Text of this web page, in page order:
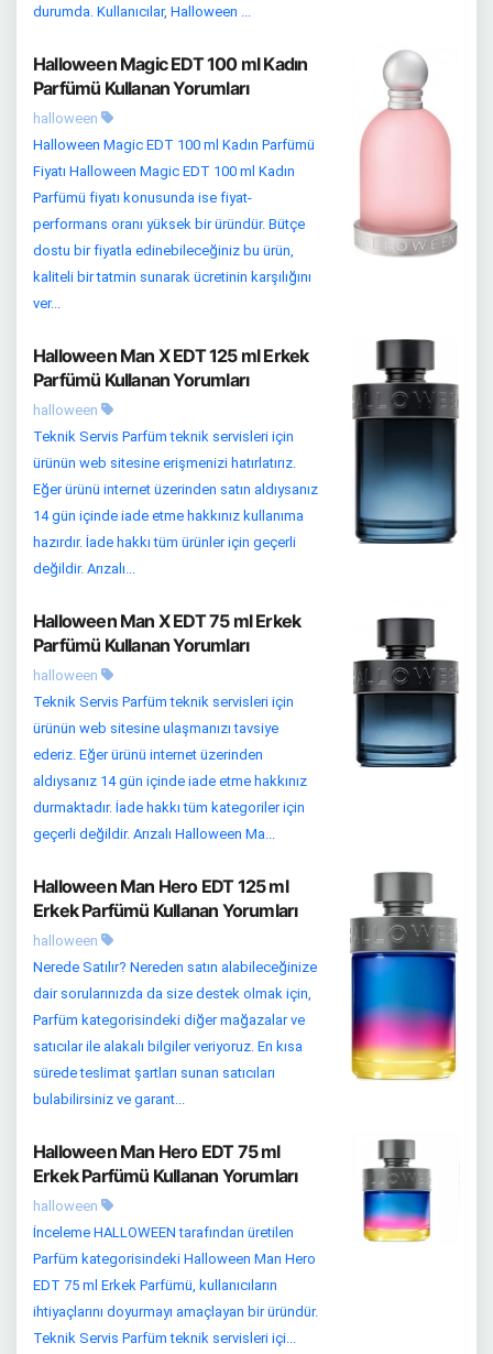
durumda. Kullanıcılar, Halloween ...
Halloween Magic EDT 100 ml Kadın
Parfümü Kullanan Yorumları
halloween
Halloween Magic EDT 100 ml Kadın Parfümü
Fiyatı Halloween Magic EDT 100 ml Kadın
Parfümü fiyatı konusunda ise fiyat-
performans oranı yüksek bir üründür. Bütçe
dostu bir fiyatla edinebileceğiniz bu ürün,
kaliteli bir tatmin sunarak ücretinin karşılığını
ver...
Halloween Man X EDT 125 ml Erkek
Parfümü Kullanan Yorumları
halloween
Teknik Servis Parfüm teknik servisleri için
ürünün web sitesine erişmenizi hatırlatırız.
Eğer ürünü internet üzerinden satın aldıysanız
14 gün içinde iade etme hakkınız kullanıma
hazırdır. İade hakkı tüm ürünler için geçerli
değildir. Arızalı...
Halloween Man X EDT 75 ml Erkek
Parfümü Kullanan Yorumları
halloween
Teknik Servis Parfüm teknik servisleri için
ürünün web sitesine ulaşmanızı tavsiye
ederiz. Eğer ürünü internet üzerinden
aldıysanız 14 gün içinde iade etme hakkınız
durmaktadır. İade hakkı tüm kategoriler için
geçerli değildir. Arızalı Halloween Ma...
Halloween Man Hero EDT 125 ml
Erkek Parfümü Kullanan Yorumları
halloween
Nerede Satılır? Nereden satın alabileceğinize
dair sorularınızda da size destek olmak için,
Parfüm kategorisindeki diğer mağazalar ve
satıcılar ile alakalı bilgiler veriyoruz. En kısa
sürede teslimat şartları sunan satıcıları
bulabilirsiniz ve garant...
Halloween Man Hero EDT 75 ml
Erkek Parfümü Kullanan Yorumları
halloween
İnceleme HALLOWEEN tarafından üretilen
Parfüm kategorisindeki Halloween Man Hero
EDT 75 ml Erkek Parfümü, kullanıcıların
ihtiyaçlarını doyurmayı amaçlayan bir üründür.
Teknik Servis Parfüm teknik servisleri içi...